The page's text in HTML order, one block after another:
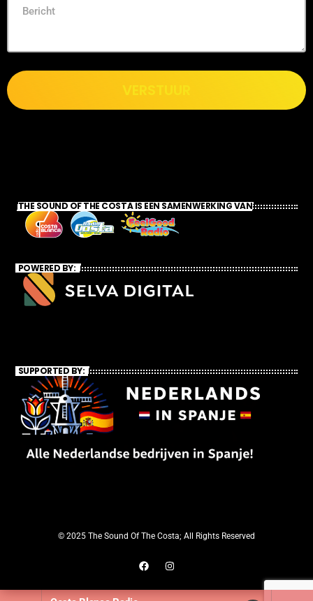
VERSTUUR
THE SOUND OF THE COSTA IS EEN SAMENWERKING VAN
POWERED BY:
SUPPORTED BY:
© 2025 The Sound Of The Costa; All Rights Reserved